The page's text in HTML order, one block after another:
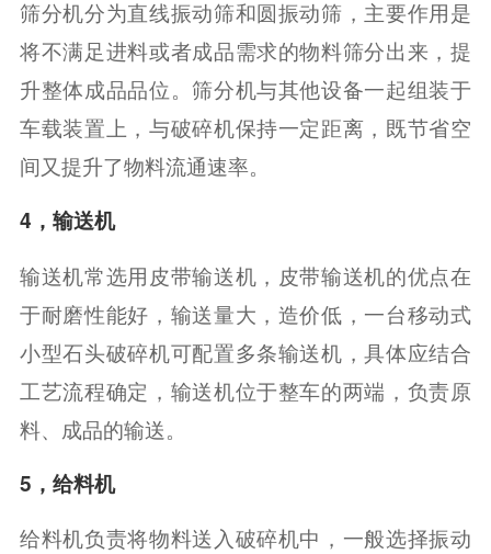
筛分机分为直线振动筛和圆振动筛，主要作用是
将不满足进料或者成品需求的物料筛分出来，提
升整体成品品位。筛分机与其他设备一起组装于
车载装置上，与破碎机保持一定距离，既节省空
间又提升了物料流通速率。
4，输送机
输送机常选用皮带输送机，皮带输送机的优点在
于耐磨性能好，输送量大，造价低，一台移动式
小型石头破碎机可配置多条输送机，具体应结合
工艺流程确定，输送机位于整车的两端，负责原
料、成品的输送。
5，给料机
给料机负责将物料送入破碎机中，一般选择振动